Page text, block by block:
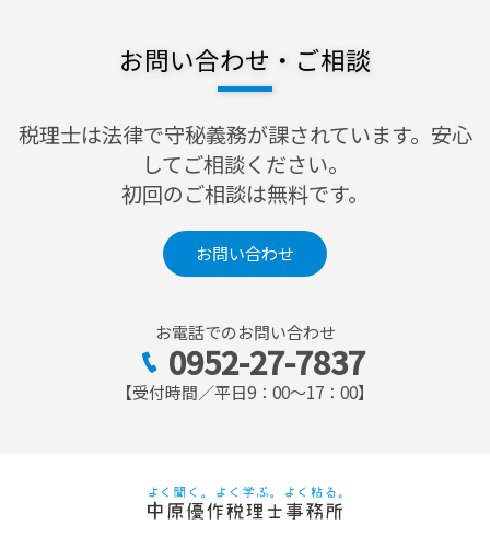
お問い合わせ・ご相談
税理士は法律で守秘義務が課されています。安心
してご相談ください。
初回のご相談は無料です。
お問い合わせ
お電話でのお問い合わせ
0952-27-7837
【受付時間／平日9：00〜17：00】